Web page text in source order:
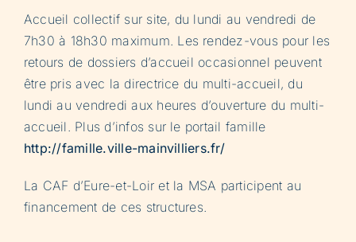
Accueil collectif sur site, du lundi au vendredi de
7h30 à 18h30 maximum. Les rendez-vous pour les
retours de dossiers d’accueil occasionnel peuvent
être pris avec la directrice du multi-accueil, du
lundi au vendredi aux heures d’ouverture du multi-
accueil. Plus d’infos sur le portail famille
http://famille.ville-mainvilliers.fr/
La CAF d’Eure-et-Loir et la MSA participent au
financement de ces structures.